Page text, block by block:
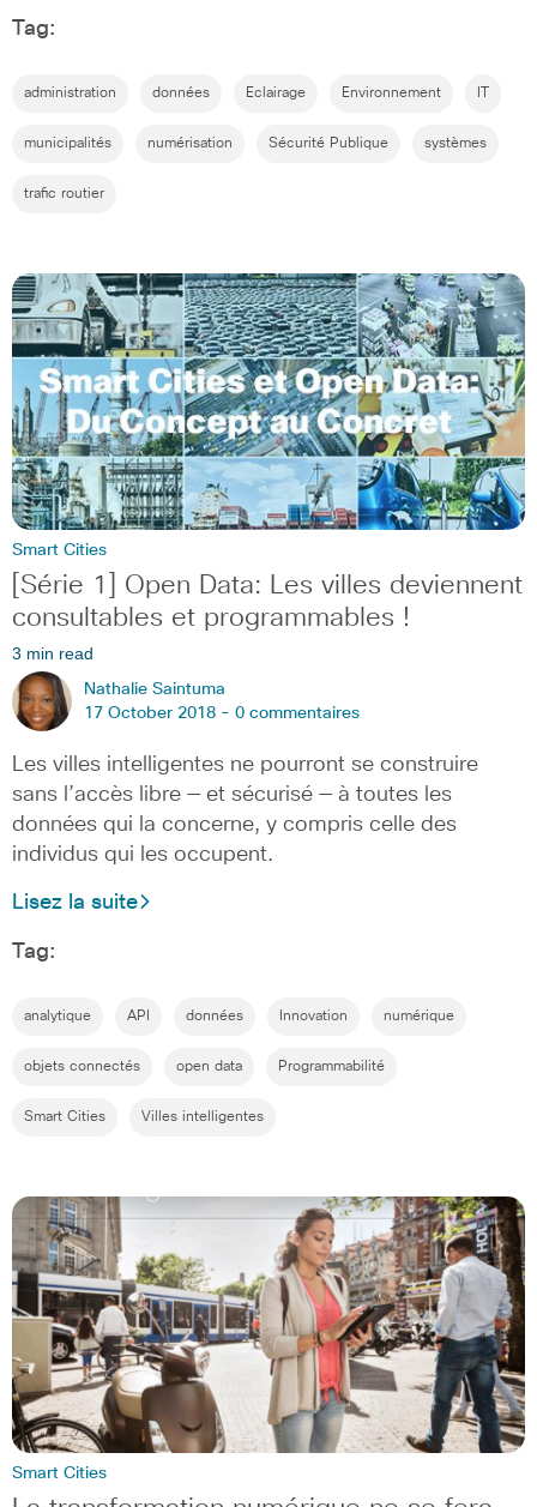
Tag:
administration données Eclairage Environnement
municipalités numérisation Sécurité Publique systèmes
trafic routier
Smart Cities
[Série 1] Open Data: Les villes deviennent
consultables et programmables !
3 min read
Nathalie Saintuma
17 October 2018 - 0 commentaires
Les villes intelligentes ne pourront se construire
sans l’accès libre — et sécurisé — à toutes les
données qui la concerne, y compris celle des
individus qui les occupent.
Lisez la suite
Tag:
analytique API données Innovation numérique
objets connectés open data Programmabilité
Smart Cities Villes intelligentes
Smart Cities